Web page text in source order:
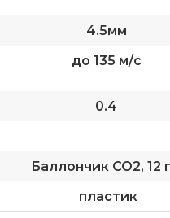
4.5мм
до 135 м/с
0.4
Баллончик СО2, 12
пластик